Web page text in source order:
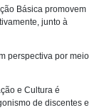
Básica promovem
junto à
perspectiva por meio
e Cultura é
de discentes e